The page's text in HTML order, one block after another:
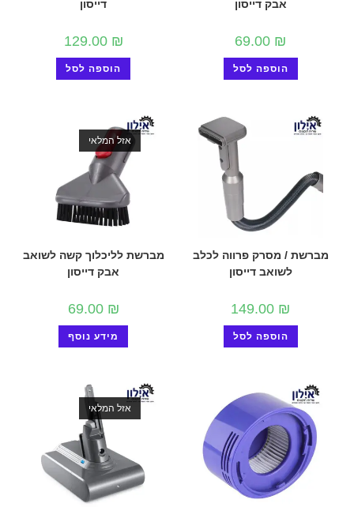
אבק דייסון
69.00 ₪
הוספה לסל
דייסון
129.00 ₪
הוספה לסל
מברשת / מסרק פרווה לכלב
לשואב דייסון
149.00 ₪
הוספה לסל
אזל המלאי
מברשת לליכלוך קשה לשואב
אבק דייסון
69.00 ₪
מידע נוסף
אזל המלאי